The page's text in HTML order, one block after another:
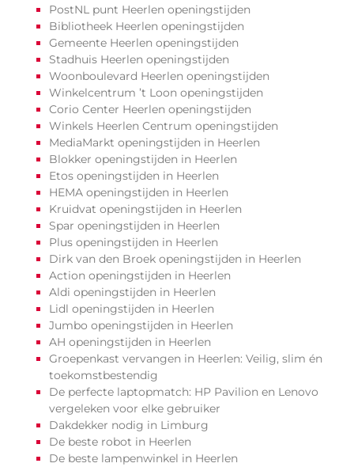
PostNL punt Heerlen openingstijden
Bibliotheek Heerlen openingstijden
Gemeente Heerlen openingstijden
Stadhuis Heerlen openingstijden
Woonboulevard Heerlen openingstijden
Winkelcentrum ’t Loon openingstijden
Corio Center Heerlen openingstijden
Winkels Heerlen Centrum openingstijden
MediaMarkt openingstijden in Heerlen
Blokker openingstijden in Heerlen
Etos openingstijden in Heerlen
HEMA openingstijden in Heerlen
Kruidvat openingstijden in Heerlen
Spar openingstijden in Heerlen
Plus openingstijden in Heerlen
Dirk van den Broek openingstijden in Heerlen
Action openingstijden in Heerlen
Aldi openingstijden in Heerlen
Lidl openingstijden in Heerlen
Jumbo openingstijden in Heerlen
AH openingstijden in Heerlen
Groepenkast vervangen in Heerlen: Veilig, slim én
toekomstbestendig
De perfecte laptopmatch: HP Pavilion en Lenovo
vergeleken voor elke gebruiker
Dakdekker nodig in Limburg
De beste robot in Heerlen
De beste lampenwinkel in Heerlen